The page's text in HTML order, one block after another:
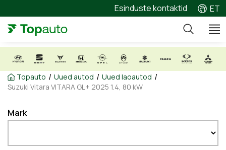
Esinduste kontaktid ET
Topauto / Uued autod / Uued laoautod /
Suzuki Vitara VITARA GL+ 2025 1.4, 80 kW
Mark